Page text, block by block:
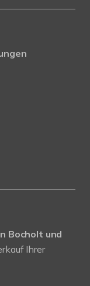
Bocholt und
Ihrer